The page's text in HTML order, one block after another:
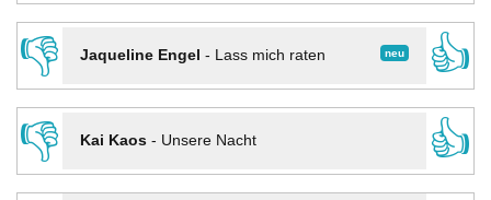
👎
neu
Jaqueline Engel - Lass mich raten
👍
👎
Kai Kaos- Unsere Nacht
👍